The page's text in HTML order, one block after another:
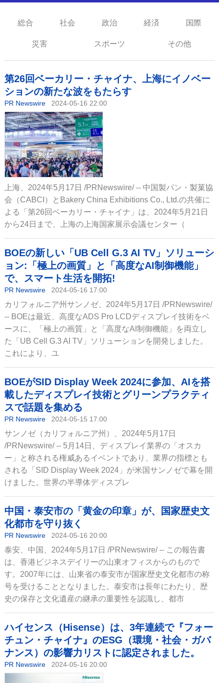
総合 社会 政治 経済 国際
災害 スポーツ その他
第26回ベーカリー・チャイナ、上海にイノベー
ションの新たな波をもたらす
PR Newswire 2024-05-16 22:00
上海、2024年5月17日 /PRNewswire/ -- 中国製パン・製菓協
会（CABCI）とBakery China Exhibitions Co., Ltd.の共催に
よる「第26回ベーカリー・チャイナ」は、2024年5月21日
から24日まで、上海の上海国家展示会議センター（
BOEの新しい「UB Cell G.3 AI TV」ソリューシ
ョン:「極上の画質」と「高度なAI制御機能」
で、スマート生活を開拓!
PR Newswire 2024-05-16 17:00
カリフォルニア州サンノゼ、2024年5月17日 /PRNewswire/
-- BOEは最近、高度なADS Pro LCDディスプレイ技術をベ
ースに、「極上の画質」と「高度なAI制御機能」を両立し
た「UB Cell G.3 AI TV」ソリューションを開発しました。
これにより、ユ
BOEがSID Display Week 2024に参加、AIを搭
載したディスプレイ技術とグリーンプラクティ
スで話題を集める
PR Newswire 2024-05-15 17:00
サンノゼ（カリフォルニア州）、2024年5月17日
/PRNewswire/ -- 5月14日、ディスプレイ業界の「オスカ
ー」と称される権威あるイベントであり、業界の指標とも
される「SID Display Week 2024」が米国サンノゼで幕を開
けました。世界の半導体ディスプレ
中国・泰安市の「黄金の印章」が、国家歴史文
化都市を守り抜く
PR Newswire 2024-05-16 20:00
泰安、中国、2024年5月17日 /PRNewswire/ -- この報告書
は、香港ビジネスデイリーの山東オフィスからのもので
す。2007年には、山東省の泰安市が国家歴史文化都市の称
号を受けることとなりました。泰安市は長年にわたり、歴
史の保存と文化遺産の継承の重要性を認識し、都市
ハイセンス（Hisense）は、3年連続で『フォー
チュン・チャイナ』のESG（環境・社会・ガバ
ナンス）の影響力リストに認定されました。
PR Newswire 2024-05-16 20:00